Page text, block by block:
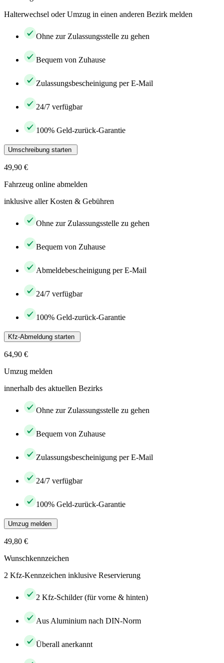
Halterwechsel oder Umzug in einen anderen Bezirk melden
Ohne zur Zulassungsstelle zu gehen
Bequem von Zuhause
Zulassungsbescheinigung per E-Mail
24/7 verfügbar
100% Geld-zurück-Garantie
Umschreibung starten
49,90 €
Fahrzeug online abmelden
inklusive aller Kosten & Gebühren
Ohne zur Zulassungsstelle zu gehen
Bequem von Zuhause
Abmeldebescheinigung per E-Mail
24/7 verfügbar
100% Geld-zurück-Garantie
Kfz-Abmeldung starten
64,90 €
Umzug melden
innerhalb des aktuellen Bezirks
Ohne zur Zulassungsstelle zu gehen
Bequem von Zuhause
Zulassungsbescheinigung per E-Mail
24/7 verfügbar
100% Geld-zurück-Garantie
Umzug melden
49,80 €
Wunschkennzeichen
2 Kfz-Kennzeichen inklusive Reservierung
2 Kfz-Schilder (für vorne & hinten)
Aus Aluminium nach DIN-Norm
Überall anerkannt